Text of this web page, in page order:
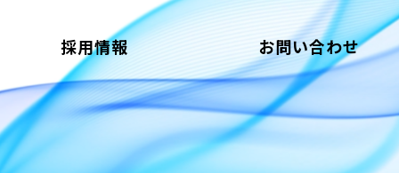
採用情報 お問い合わせ